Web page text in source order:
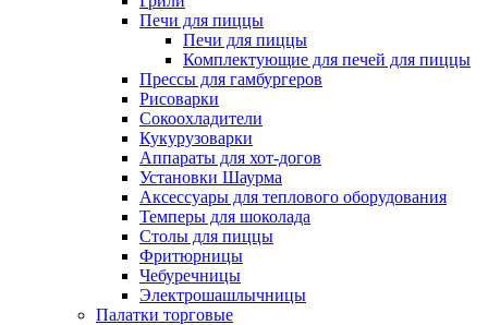
Печи для пиццы
Печи для пиццы
Комплектующие для печей для пиццы
Прессы для гамбургеров
Рисоварки
Сокоохладители
Кукурузоварки
Аппараты для хот-догов
Установки Шаурма
Аксессуары для теплового оборудования
Темперы для шоколада
Столы для пиццы
Фритюрницы
Чебуречницы
Электрошашлычницы
Палатки торговые